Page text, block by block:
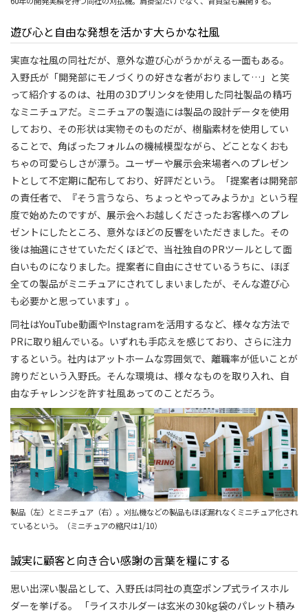
遊び心と自由な発想を活かす大らかな社風
実直な社風の同社だが、意外な遊び心がうかがえる一面もある。
入野氏が「開発部にモノづくりの好きな者がおりまして…」と笑
って紹介するのは、社用の3Dプリンタを使用した同社製品の精巧
なミニチュアだ。ミニチュアの製造には製品の設計データを使用
しており、その形状は実物そのものだが、樹脂素材を使用してい
ることで、角ばったフォルムの機械模型ながら、どことなくおも
ちゃの可愛らしさが漂う。ユーザーや展示会来場者へのプレゼン
トとして不定期に配布しており、好評だという。「提案者は開発部
の責任者で、『そう言うなら、ちょっとやってみようか』という程
度で始めたのですが、展示会へお越しくださったお客様へのプレ
ゼントにしたところ、意外なほどの反響をいただきました。その
後は抽選にさせていただくほどで、当社独自のPRツールとして面
白いものになりました。提案者に自由にさせているうちに、ほぼ
全ての製品がミニチュアにされてしまいましたが、そんな遊び心
も必要かと思っています」。
同社はYouTube動画やInstagramを活用するなど、様々な方法で
PRに取り組んでいる。いずれも手応えを感じており、さらに注力
するという。社内はアットホームな雰囲気で、離職率が低いことが
誇りだという入野氏。そんな環境は、様々なものを取り入れ、自
由なチャレンジを許す社風あってのことだろう。
製品（左）とミニチュア（右）。刈払機などの製品もほぼ漏れなくミニチュア化され
ているという。（ミニチュアの縮尺は1/10）
誠実に顧客と向き合い感謝の言葉を糧にする
思い出深い製品として、入野氏は同社の真空ポンプ式ライスホル
ダーを挙げる。 「ライスホルダーは玄米の30kg袋のパレット積み